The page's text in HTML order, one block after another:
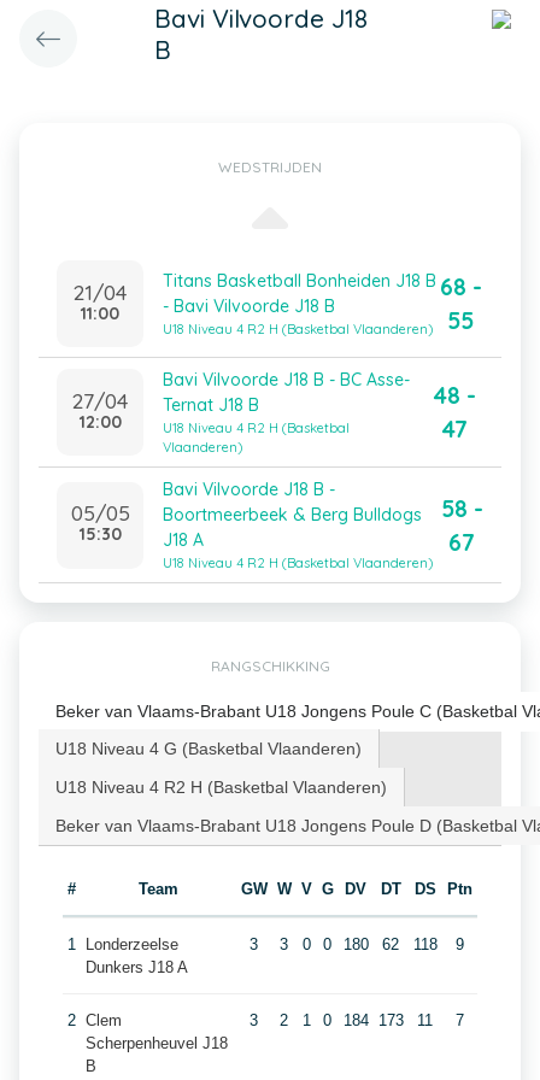
Bavi Vilvoorde J18
B
WEDSTRIJDEN
21/04
11:00
Titans Basketball Bonheiden J18 B
- Bavi Vilvoorde J18 B
U18 Niveau 4 R2 H (Basketbal Vlaanderen)
68 -
55
27/04
12:00
Bavi Vilvoorde J18 B - BC Asse-
Ternat J18 B
U18 Niveau 4 R2 H (Basketbal
Vlaanderen)
48 -
47
05/05
15:30
Bavi Vilvoorde J18 B -
Boortmeerbeek & Berg Bulldogs
J18 A
U18 Niveau 4 R2 H (Basketbal Vlaanderen)
58 -
67
RANGSCHIKKING
Beker van Vlaams-Brabant U18 Jongens Poule C (Basketbal
U18 Niveau 4 G (Basketbal Vlaanderen)
U18 Niveau 4 R2 H (Basketbal Vlaanderen)
Beker van Vlaams-Brabant U18 Jongens Poule D (Basketbal
# Team GW W V G DV DT DS Ptn
1
Londerzeelse
Dunkers J18 A
3 3 0 0 180 62 118 9
2 Clem
Scherpenheuvel J18
B
3 2 1 0 184 173 11 7